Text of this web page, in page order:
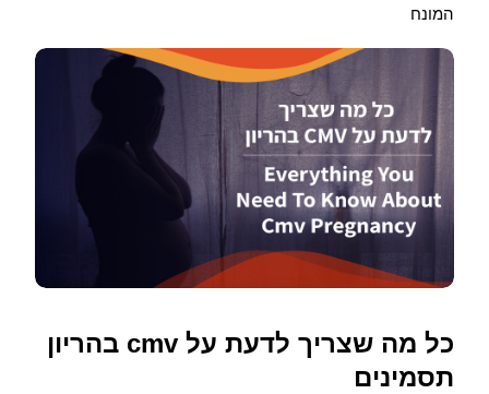
המונח
כל מה שצריך לדעת על cmv בהריון
תסמינים